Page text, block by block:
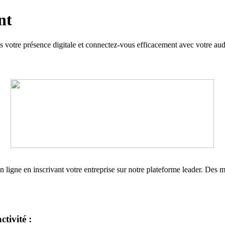
présence digitale et connectez-vous efficacement avec votre
en inscrivant votre entreprise sur notre plateforme leader.
: